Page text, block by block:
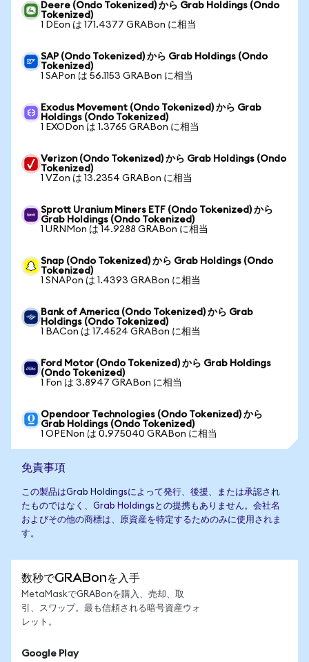
Deere (Ondo Tokenized) から Grab Holdings (Ondo
Tokenized)
1 DEon は 171.4377 GRABon に相当
SAP (Ondo Tokenized) から Grab Holdings (Ondo
Tokenized)
1 SAPon は 56.1153 GRABon に相当
Exodus Movement (Ondo Tokenized) から Grab
Holdings (Ondo Tokenized)
1 EXODon は 1.3765 GRABon に相当
Verizon (Ondo Tokenized) から Grab Holdings (Ondo
Tokenized)
1 VZon は 13.2354 GRABon に相当
Sprott Uranium Miners ETF (Ondo Tokenized) から
Grab Holdings (Ondo Tokenized)
1 URNMon は 14.9288 GRABon に相当
Snap (Ondo Tokenized) から Grab Holdings (Ondo
Tokenized)
1 SNAPon は 1.4393 GRABon に相当
Bank of America (Ondo Tokenized) から Grab
Holdings (Ondo Tokenized)
1 BACon は 17.4524 GRABon に相当
Ford Motor (Ondo Tokenized) から Grab Holdings
(Ondo Tokenized)
1 Fon は 3.8947 GRABon に相当
Opendoor Technologies (Ondo Tokenized) から
Grab Holdings (Ondo Tokenized)
1 OPENon は 0.975040 GRABon に相当
免責事項
この製品はGrab Holdingsによって発行、後援、または承認され
たものではなく、Grab Holdingsとの提携もありません。会社名
およびその他の商標は、原資産を特定するためのみに使用されま
す。
数秒でGRABonを入手
MetaMaskでGRABonを購入、売却、取
引、スワップ。最も信頼される暗号資産ウォ
レット。
Google Play